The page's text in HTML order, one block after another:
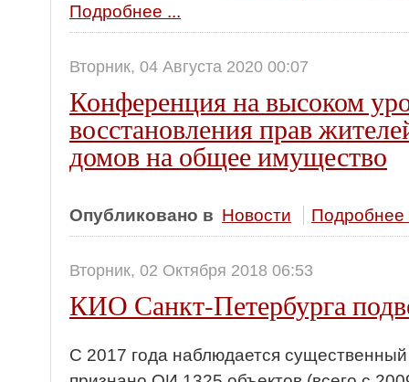
Подробнее ...
Вторник, 04 Августа 2020 00:07
Конференция на высоком
восстановления прав
домов на общее имущество
Опубликовано в Новости Подробнее
Вторник, 02 Октября 2018 06:53
КИО Санкт-Петербурга
С 2017 года наблюдается